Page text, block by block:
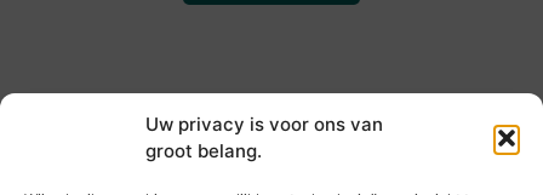
Uw privacy is voor ons van
groot belang.